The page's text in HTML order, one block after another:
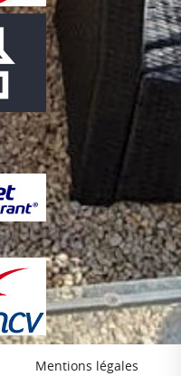
Mentions légales